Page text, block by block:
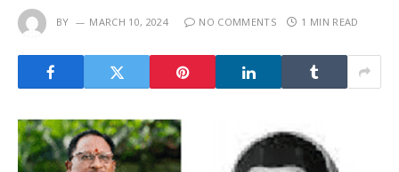
BY MARCH 10, 2024 NO COMMENTS 1 MIN READ